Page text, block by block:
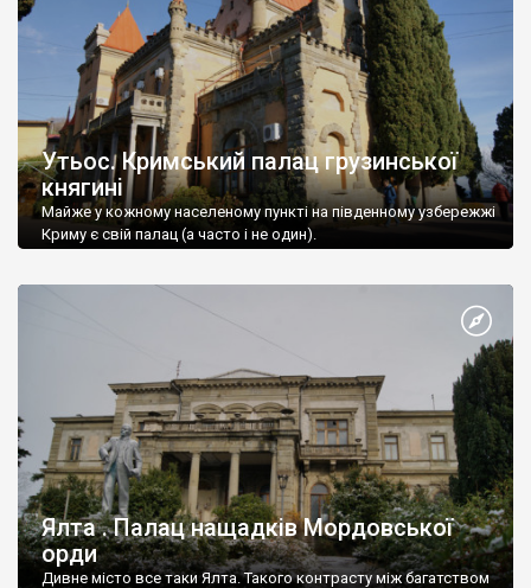
Утьос. Кримський палац грузинської
княгині
Майже у кожному населеному пункті на південному узбережжі
Криму є свій палац (а часто і не один).
Ялта . Палац нащадків Мордовської
орди
Дивне місто все таки Ялта. Такого контрасту між багатством